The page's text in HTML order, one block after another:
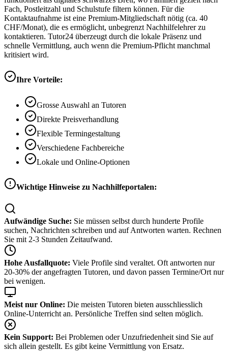
Fach, Postleitzahl und Schulstufe filtern können. Für die
Kontaktaufnahme ist eine Premium-Mitgliedschaft nötig (ca. 40
CHF/Monat), die es ermöglicht, unbegrenzt Nachhilfelehrer zu
kontaktieren. Tutor24 überzeugt durch die lokale Präsenz und
schnelle Vermittlung, auch wenn die Premium-Pflicht manchmal
kritisiert wird.
Ihre Vorteile:
Grosse Auswahl an Tutoren
Direkte Preisverhandlung
Flexible Termingestaltung
Verschiedene Fachbereiche
Lokale und Online-Optionen
Wichtige Hinweise zu Nachhilfeportalen:
Aufwändige Suche: Sie müssen selbst durch hunderte Profile
suchen, Nachrichten schreiben und auf Antworten warten. Rechnen
Sie mit 2-3 Stunden Zeitaufwand.
Hohe Ausfallquote: Viele Profile sind veraltet. Oft antworten nur
20-30% der angefragten Tutoren, und davon passen Termine/Ort nur
bei wenigen.
Meist nur Online: Die meisten Tutoren bieten ausschliesslich
Online-Unterricht an. Persönliche Treffen sind selten möglich.
Kein Support: Bei Problemen oder Unzufriedenheit sind Sie auf
sich allein gestellt. Es gibt keine Vermittlung von Ersatz.